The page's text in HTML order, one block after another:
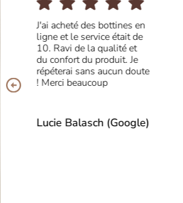
J'ai acheté des bottines en
ligne et le service était de
10. Ravi de la qualité et
du confort du produit. Je
répéterai sans aucun doute
! Merci beaucoup
Lucie Balasch (Google)